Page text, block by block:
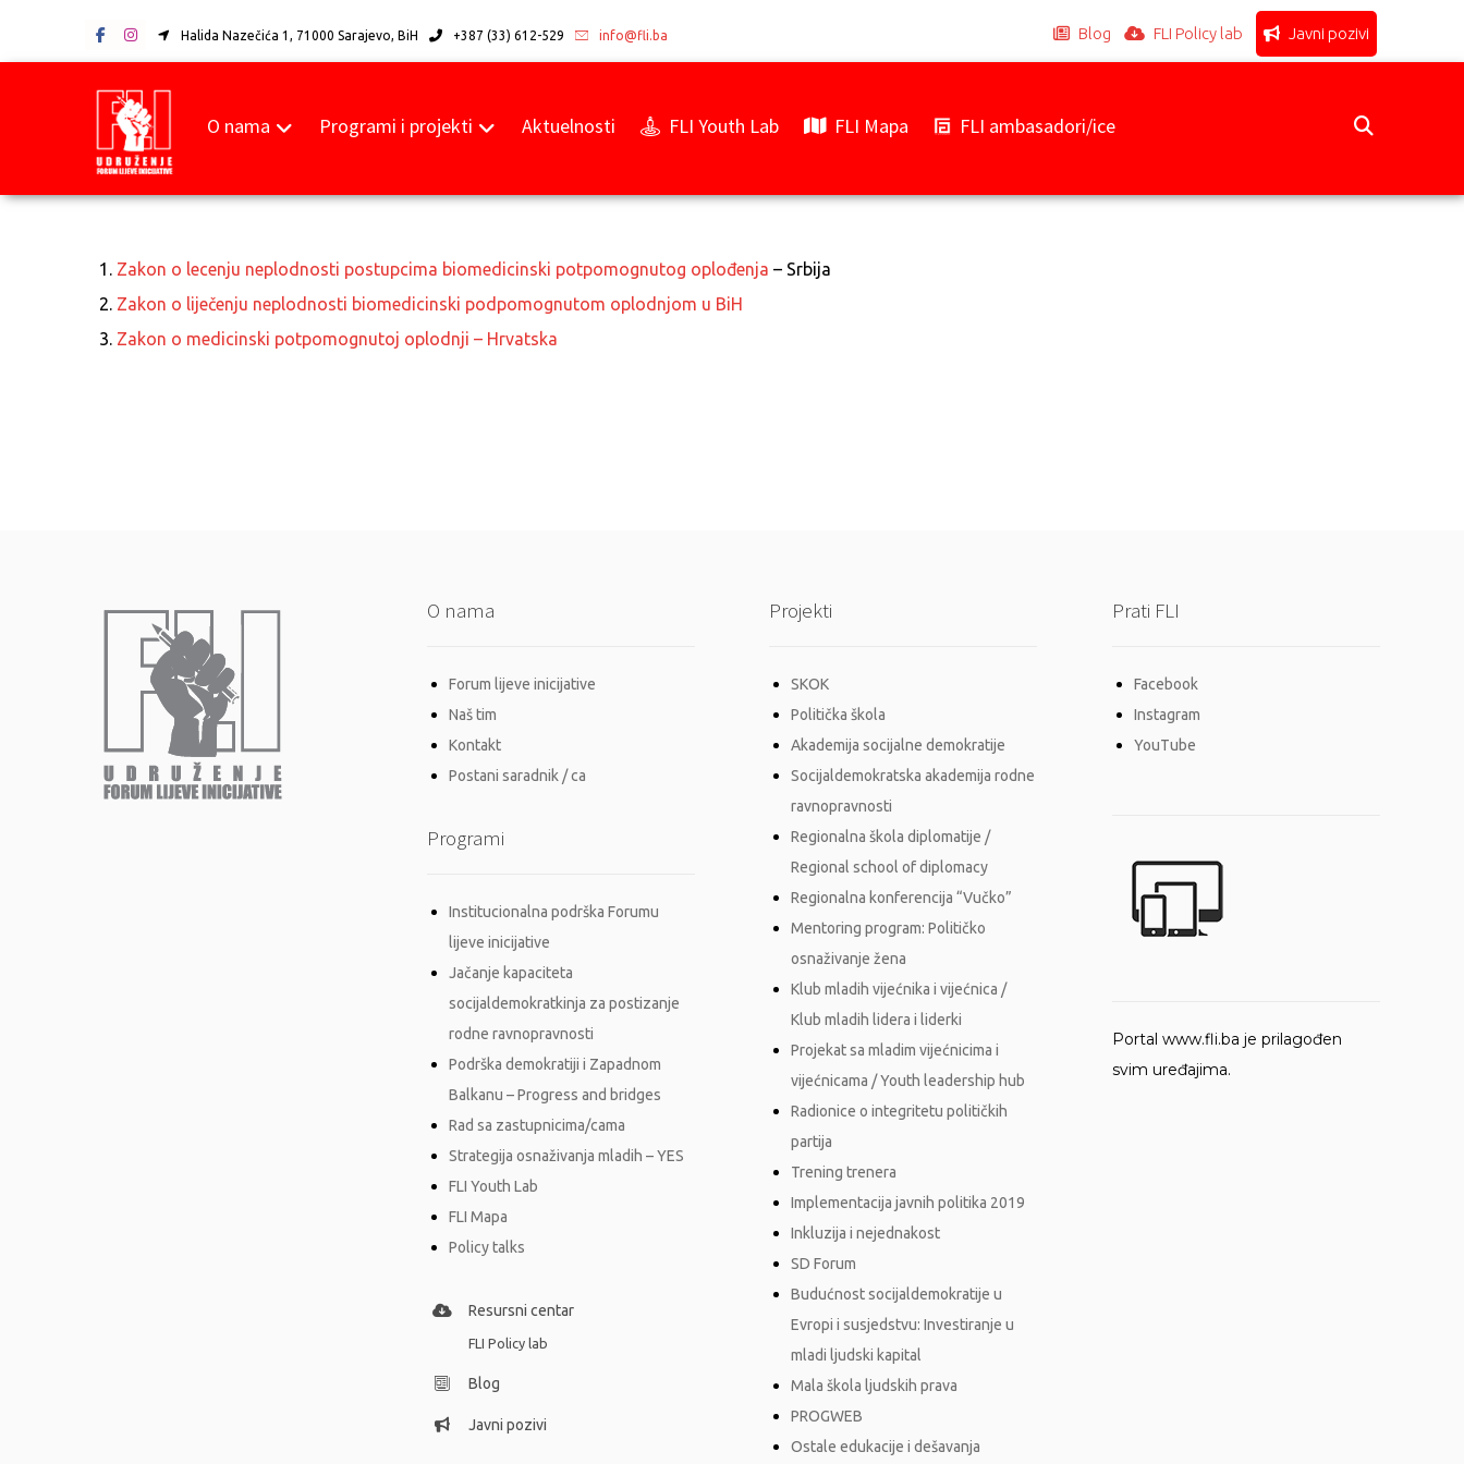
Halida Nazečića 1, 71000 Sarajevo, BiH +387 (33) 612-529 info@fli.ba Blog FLI Policy lab Javni pozivi
O nama Programi i projekti Aktuelnosti FLI Youth Lab FLI Mapa FLI ambasadori/ice
Zakon o lecenju neplodnosti postupcima biomedicinski potpomognutog oplođenja – Srbija
Zakon o liječenju neplodnosti biomedicinski podpomognutom oplodnjom u BiH
Zakon o medicinski potpomognutoj oplodnji – Hrvatska
O nama
Forum lijeve inicijative
Naš tim
Kontakt
Postani saradnik / ca
Programi
Institucionalna podrška Forumu
lijeve inicijative
Jačanje kapaciteta
socijaldemokratkinja za postizanje
rodne ravnopravnosti
Podrška demokratiji i Zapadnom
Balkanu – Progress and bridges
Rad sa zastupnicima/cama
Strategija osnaživanja mladih – YES
FLI Youth Lab
FLI Mapa
Policy talks
Resursni centar
FLI Policy lab
Blog
Javni pozivi
Projekti
SKOK
Politička škola
Akademija socijalne demokratije
Socijaldemokratska akademija rodne
ravnopravnosti
Regionalna škola diplomatije /
Regional school of diplomacy
Regionalna konferencija “Vučko”
Mentoring program: Političko
osnaživanje žena
Klub mladih vijećnika i vijećnica /
Klub mladih lidera i liderki
Projekat sa mladim vijećnicima i
vijećnicama / Youth leadership hub
Radionice o integritetu političkih
partija
Trening trenera
Implementacija javnih politika 2019
Inkluzija i nejednakost
SD Forum
Budućnost socijaldemokratije u
Evropi i susjedstvu: Investiranje u
mladi ljudski kapital
Mala škola ljudskih prava
PROGWEB
Ostale edukacije i dešavanja
Prati FLI
Facebook
Instagram
YouTube
Portal www.fli.ba je prilagođen
svim uređajima.